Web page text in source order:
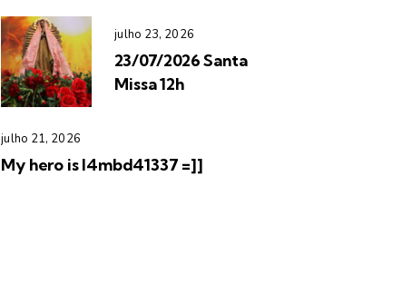
julho 23, 2026
23/07/2026 Santa
Missa 12h
julho 21, 2026
My hero is l4mbd41337 =]]